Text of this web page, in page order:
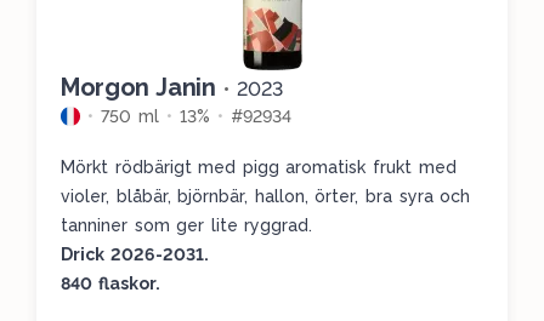
Morgon Janin • 2023
750 ml 13% #92934
Mörkt rödbärigt med pigg aromatisk frukt med
violer, blåbär, björnbär, hallon, örter, bra syra och
tanniner som ger lite ryggrad.
Drick 2026-2031.
840 flaskor.